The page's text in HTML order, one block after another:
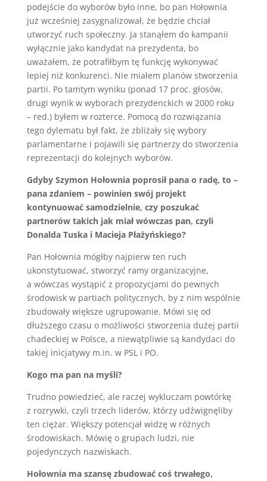
podejście do wyborów było inne, bo pan Hołownia
już wcześniej zasygnalizował, że będzie chciał
utworzyć ruch społeczny. Ja stanąłem do kampanii
wyłącznie jako kandydat na prezydenta, bo
uważałem, że potrafiłbym tę funkcję wykonywać
lepiej niż konkurenci. Nie miałem planów stworzenia
partii. Po tamtym wyniku (ponad 17 proc. głosów,
drugi wynik w wyborach prezydenckich w 2000 roku
– red.) byłem w rozterce. Pomocą do rozwiązania
tego dylematu był fakt, że zbliżały się wybory
parlamentarne i pojawili się partnerzy do stworzenia
reprezentacji do kolejnych wyborów.
Gdyby Szymon Hołownia poprosił pana o radę, to –
pana zdaniem – powinien swój projekt
kontynuować samodzielnie, czy poszukać
partnerów takich jak miał wówczas pan, czyli
Donalda Tuska i Macieja Płażyńskiego?
Pan Hołownia mógłby najpierw ten ruch
ukonstytuować, stworzyć ramy organizacyjne,
a wówczas wystąpić z propozycjami do pewnych
środowisk w partiach politycznych, by z nim wspólnie
zbudowały większe ugrupowanie. Mówi się od
dłuższego czasu o możliwości stworzenia dużej partii
chadeckiej w Polsce, a niewątpliwie są kandydaci do
takiej inicjatywy m.in. w PSL i PO.
Kogo ma pan na myśli?
Trudno powiedzieć, ale raczej wykluczam powtórkę
z rozrywki, czyli trzech liderów, którzy udźwignęliby
ten ciężar. Większy potencjał widzę w różnych
środowiskach. Mówię o grupach ludzi, nie
pojedynczych nazwiskach.
Hołownia ma szansę zbudować coś trwałego,